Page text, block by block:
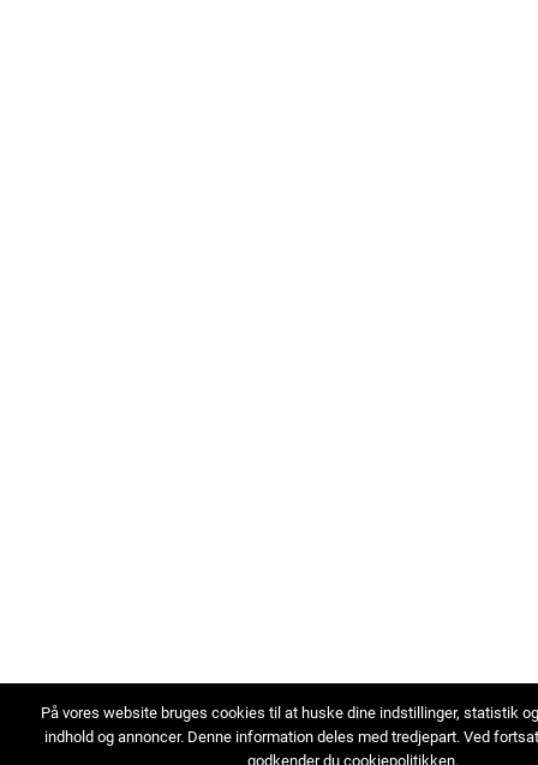
På vores website bruges cookies til at huske dine indstillinger, statistik
indhold og annoncer. Denne information deles med tredjepart. Ved
godkender du cookiepolitikken.